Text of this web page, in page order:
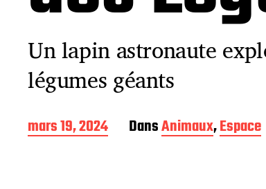
Un lapin astronaute
légumes géants
D
a
mars 19, 2024 DansAnimaux,Espace